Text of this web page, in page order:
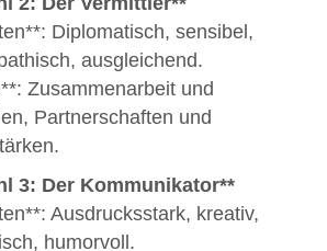
Diplomatisch, sensibel,
ausgleichend.
Zusammenarbeit und
Partnerschaften und
3: Der Kommunikator**
Ausdrucksstark, kreativ,
humorvoll.